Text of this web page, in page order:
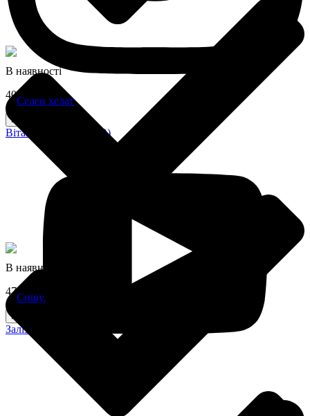
В наявності
405 грн
Купити
Вітамін D3 (5000 МО)
В наявності
475 грн
Купити
Залізо хелат